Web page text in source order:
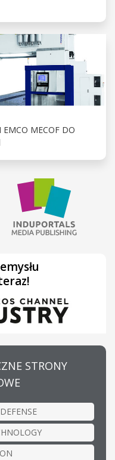
EMCO MECOF DO
STRONY